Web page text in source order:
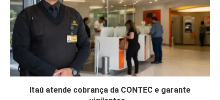
Itaú atende cobrança da CONTEC e garante